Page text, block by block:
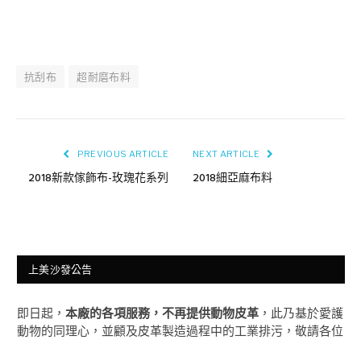
抗刮布 超耐磨布料
PREVIOUS ARTICLE
2018新款傢飾布-玫瑰花系列
NEXT ARTICLE
2018細亞麻布料
上美沙發公告
即日起， 本廠的各項服務，不再提供動物皮革 ，此乃基於愛護
動物的同理心，並顧及皮革製造過程中的工業排污，敬請各位